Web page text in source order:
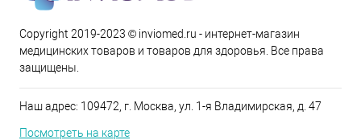
Copyright 2019-2023 © inviomed.ru - интернет-магазин
медицинских товаров и товаров для здоровья. Все права
защищены.
Наш адрес: 109472, г. Москва, ул. 1-я Владимирская, д. 47
Посмотреть на карте